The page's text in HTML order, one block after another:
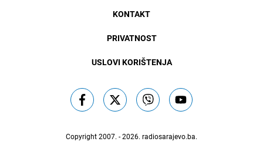
KONTAKT
PRIVATNOST
USLOVI KORIŠTENJA
Copyright 2007. - 2026. radiosarajevo.ba.